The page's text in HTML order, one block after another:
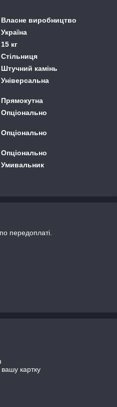
Власне виробництво
Україна
15 кг
Стільниця
Штучний камінь
Універсальна
Прямокутна
Опціонально
Опціонально
Опціонально
Умивальник
передоплаті.
картку